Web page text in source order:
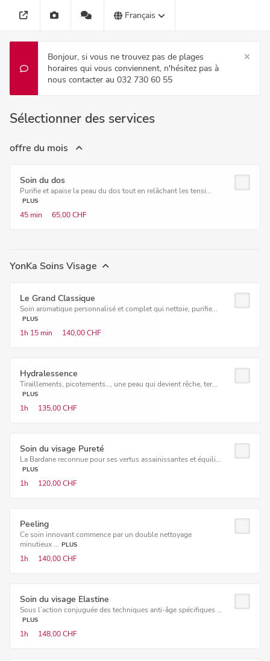
Français
Bonjour, si vous ne trouvez pas de plages
horaires qui vous conviennent, n'hésitez pas à
nous contacter au 032 730 60 55
Sélectionner des services
offre du mois
Soin du dos
Purifie et apaise la peau du dos tout en relâchant les tensi...
PLUS
45 min 65,00 CHF
YonKa Soins Visage
Le Grand Classique
Soin aromatique personnalisé et complet qui nettoie, purifie...
PLUS
1h 15 min 140,00 CHF
Hydralessence
Tiraillements, picotements…, une peau qui devient rêche, ter...
PLUS
1h 135,00 CHF
Soin du visage Pureté
La Bardane reconnue pour ses vertus assainissantes et équili...
PLUS
1h 120,00 CHF
Peeling
Ce soin innovant commence par un double nettoyage
minutieux ... PLUS
1h 140,00 CHF
Soin du visage Elastine
Sous l’action conjuguée des techniques anti-âge spécifiques ...
PLUS
1h 148,00 CHF